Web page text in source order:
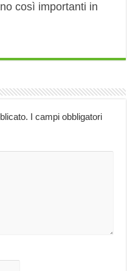
così importanti in
I campi obbligatori